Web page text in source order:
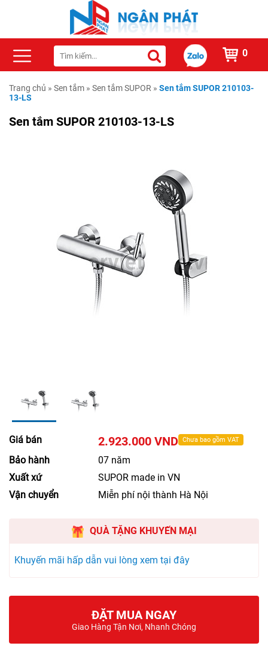
0
Trang chủ » Sen tắm » Sen tắm SUPOR » Sen tắm SUPOR 210103-
13-LS
Sen tắm SUPOR 210103-13-LS
Giá bán 2.923.000 VND Chưa bao gồm VAT
Bảo hành
07 năm
Xuất xứ
SUPOR made in VN
Vận chuyển
Miễn phí nội thành Hà Nội
QUÀ TẶNG KHUYẾN MẠI
Khuyến mãi hấp dẫn vui lòng xem tại đây
ĐẶT MUA NGAY
Giao Hàng Tận Nơi, Nhanh Chóng